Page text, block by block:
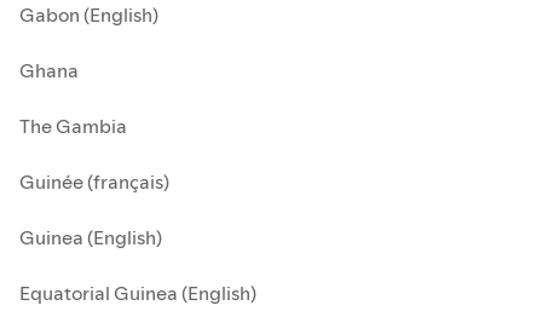
Gabon (English)
Ghana
The Gambia
Guinée (français)
Guinea (English)
Equatorial Guinea (English)